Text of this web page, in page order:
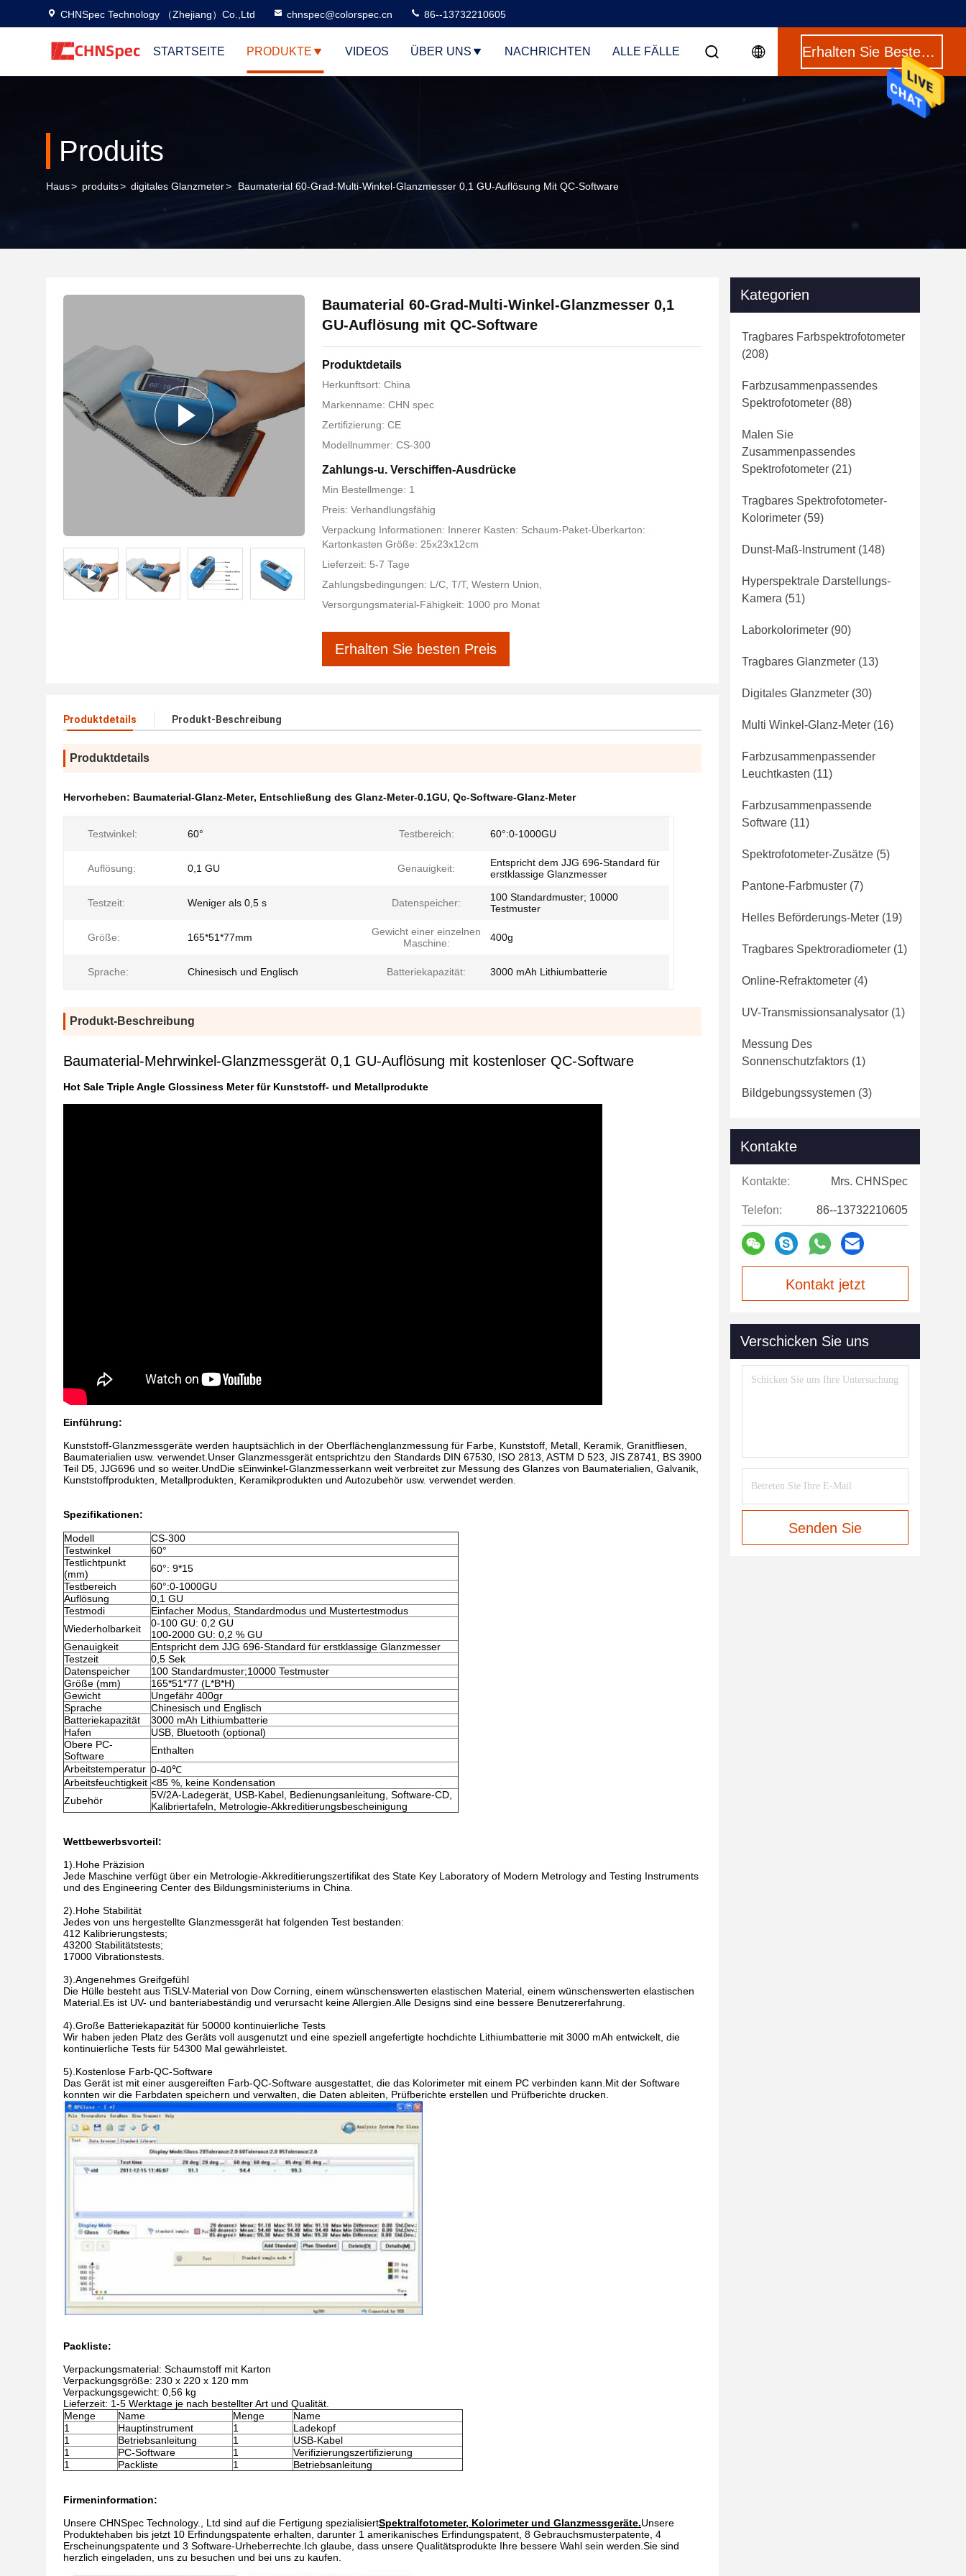
CHNSpec Technology （Zhejiang）Co.,Ltd chnspec@colorspec.cn 86--13732210605
STARTSEITE PRODUKTE VIDEOS ÜBER UNS NACHRICHTEN ALLE FÄLLE Erhalten Sie Besten Preis
Produits
Haus> produits> digitales Glanzmeter> Baumaterial 60-Grad-Multi-Winkel-Glanzmesser 0,1 GU-Auflösung Mit QC-Software
Baumaterial 60-Grad-Multi-Winkel-Glanzmesser 0,1
GU-Auflösung mit QC-Software
Produktdetails
Herkunftsort: China
Markenname: CHN spec
Zertifizierung: CE
Modellnummer: CS-300
Zahlungs-u. Verschiffen-Ausdrücke
Min Bestellmenge: 1
Preis: Verhandlungsfähig
Verpackung Informationen: Innerer Kasten: Schaum-Paket-Überkarton:
Kartonkasten Größe: 25x23x12cm
Lieferzeit: 5-7 Tage
Zahlungsbedingungen: L/C, T/T, Western Union,
Versorgungsmaterial-Fähigkeit: 1000 pro Monat
Erhalten Sie besten Preis
Produktdetails Produkt-Beschreibung
Produktdetails
Hervorheben: Baumaterial-Glanz-Meter, Entschließung des Glanz-Meter-0.1GU, Qc-Software-Glanz-Meter
Testwinkel: 60° Testbereich: 60°:0-1000GU
Auflösung: 0,1 GU Genauigkeit:
Entspricht dem JJG 696-Standard für
erstklassige Glanzmesser
Testzeit: Weniger als 0,5 s Datenspeicher:
100 Standardmuster; 10000
Testmuster
Größe: 165*51*77mm
Gewicht einer einzelnen
Maschine:
400g
Sprache: Chinesisch und Englisch Batteriekapazität: 3000 mAh Lithiumbatterie
Produkt-Beschreibung
Baumaterial-Mehrwinkel-Glanzmessgerät 0,1 GU-Auflösung mit kostenloser QC-Software
Hot Sale Triple Angle Glossiness Meter für Kunststoff- und Metallprodukte
Einführung:
Kunststoff-Glanzmessgeräte werden hauptsächlich in der Oberflächenglanzmessung für Farbe, Kunststoff, Metall, Keramik, Granitfliesen,
Baumaterialien usw. verwendet.Unser Glanzmessgerät entsprichtzu den Standards DIN 67530, ISO 2813, ASTM D 523, JIS Z8741, BS 3900
Teil D5, JJG696 und so weiter.UndDie sEinwinkel-Glanzmesserkann weit verbreitet zur Messung des Glanzes von Baumaterialien, Galvanik,
Kunststoffprodukten, Metallprodukten, Keramikprodukten und Autozubehör usw. verwendet werden.
Spezifikationen:
Modell
CS-300
Testwinkel
60°
Testlichtpunkt
(mm)
60°: 9*15
Testbereich
60°:0-1000GU
Auflösung
0,1 GU
Testmodi
Einfacher Modus, Standardmodus und Mustertestmodus
Wiederholbarkeit
0-100 GU: 0,2 GU
100-2000 GU: 0,2 % GU
Genauigkeit
Entspricht dem JJG 696-Standard für erstklassige Glanzmesser
Testzeit
0,5 Sek
Datenspeicher
100 Standardmuster;10000 Testmuster
Größe (mm)
165*51*77 (L*B*H)
Gewicht
Ungefähr 400gr
Sprache
Chinesisch und Englisch
Batteriekapazität
3000 mAh Lithiumbatterie
Hafen
USB, Bluetooth (optional)
Obere PC-
Software
Enthalten
Arbeitstemperatur 0-40℃
Arbeitsfeuchtigkeit <85 %, keine Kondensation
Zubehör
5V/2A-Ladegerät, USB-Kabel, Bedienungsanleitung, Software-CD,
Kalibriertafeln, Metrologie-Akkreditierungsbescheinigung
Wettbewerbsvorteil:
1).Hohe Präzision
Jede Maschine verfügt über ein Metrologie-Akkreditierungszertifikat des State Key Laboratory of Modern Metrology and Testing Instruments
und des Engineering Center des Bildungsministeriums in China.
2).Hohe Stabilität
Jedes von uns hergestellte Glanzmessgerät hat folgenden Test bestanden:
412 Kalibrierungstests;
43200 Stabilitätstests;
17000 Vibrationstests.
3).Angenehmes Greifgefühl
Die Hülle besteht aus TiSLV-Material von Dow Corning, einem wünschenswerten elastischen Material, einem wünschenswerten elastischen
Material.Es ist UV- und banteriabeständig und verursacht keine Allergien.Alle Designs sind eine bessere Benutzererfahrung.
4).Große Batteriekapazität für 50000 kontinuierliche Tests
Wir haben jeden Platz des Geräts voll ausgenutzt und eine speziell angefertigte hochdichte Lithiumbatterie mit 3000 mAh entwickelt, die
kontinuierliche Tests für 54300 Mal gewährleistet.
5).Kostenlose Farb-QC-Software
Das Gerät ist mit einer ausgereiften Farb-QC-Software ausgestattet, die das Kolorimeter mit einem PC verbinden kann.Mit der Software
konnten wir die Farbdaten speichern und verwalten, die Daten ableiten, Prüfberichte erstellen und Prüfberichte drucken.
Packliste:
Verpackungsmaterial: Schaumstoff mit Karton
Verpackungsgröße: 230 x 220 x 120 mm
Verpackungsgewicht: 0,56 kg
Lieferzeit: 1-5 Werktage je nach bestellter Art und Qualität.
Menge
Name Menge
Name
1
Hauptinstrument 1
Ladekopf
1
Betriebsanleitung 1
USB-Kabel
1
PC-Software 1
Verifizierungszertifizierung
1
Packliste 1 Betriebsanleitung
Firmeninformation:
Unsere CHNSpec Technology., Ltd sind auf die Fertigung spezialisiertSpektralfotometer, Kolorimeter und Glanzmessgeräte.Unsere
Produktehaben bis jetzt 10 Erfindungspatente erhalten, darunter 1 amerikanisches Erfindungspatent, 8 Gebrauchsmusterpatente, 4
Erscheinungspatente und 3 Software-Urheberrechte.Ich glaube, dass unsere Qualitätsprodukte Ihre bessere Wahl sein werden.Sie sind
herzlich eingeladen, uns zu besuchen und bei uns zu kaufen.
Kategorien
Tragbares Farbspektrofotometer
(208)
Farbzusammenpassendes
Spektrofotometer (88)
Malen Sie
Zusammenpassendes
Spektrofotometer (21)
Tragbares Spektrofotometer-
Kolorimeter (59)
Dunst-Maß-Instrument(148)
Hyperspektrale Darstellungs-
Kamera (51)
Laborkolorimeter (90)
Tragbares Glanzmeter (13)
Digitales Glanzmeter (30)
Multi Winkel-Glanz-Meter (16)
Farbzusammenpassender
Leuchtkasten (11)
Farbzusammenpassende
Software (11)
Spektrofotometer-Zusätze (5)
Pantone-Farbmuster (7)
Helles Beförderungs-Meter (19)
Tragbares Spektroradiometer (1)
Online-Refraktometer (4)
UV-Transmissionsanalysator (1)
Messung Des
Sonnenschutzfaktors (1)
Bildgebungssystemen (3)
Kontakte
Kontakte: Mrs. CHNSpec
Telefon: 86--13732210605
Kontakt jetzt
Verschicken Sie uns
Senden Sie